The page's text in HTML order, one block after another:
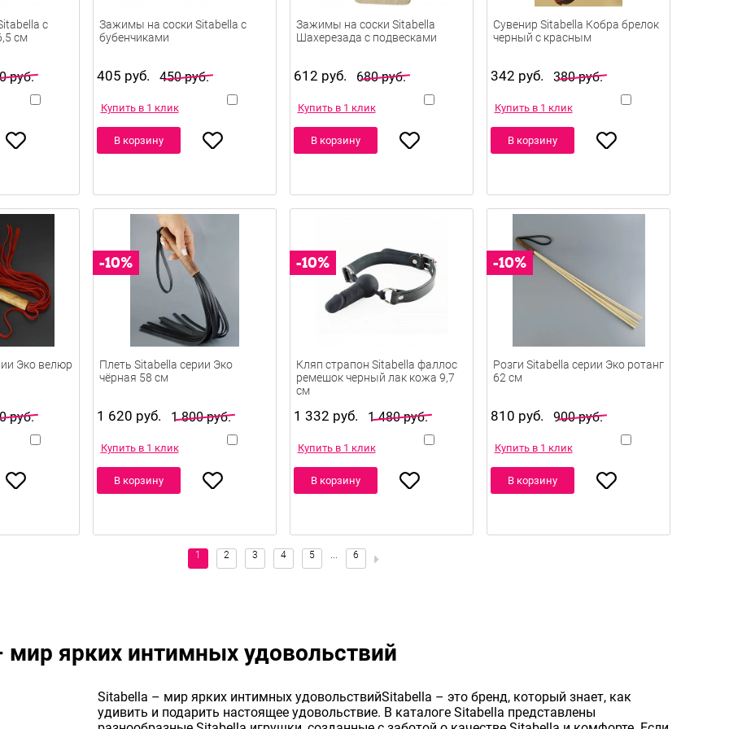
руб. 405 руб. 450 руб.
Купить в 1 клик
В корзину
612 руб. 680 руб.
Купить в 1 клик
В корзину
342 руб. 380 руб.
Купить в 1 клик
В корзину
руб. 1 620 руб. 1 800 руб.
Купить в 1 клик
В корзину
1 332 руб. 1 480 руб.
Купить в 1 клик
В корзину
810 руб. 900 руб.
Купить в 1 клик
В корзину
мир ярких интимных удовольствий
Sitabella – мир ярких интимных удовольствийSitabella – это бренд, который знает, как
удивить и подарить настоящее удовольствие. В каталоге Sitabella представлены